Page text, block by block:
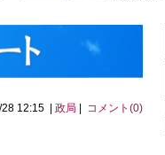
12:15 | 政局 | コメント(0)